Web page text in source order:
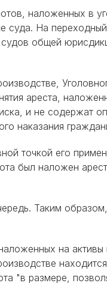
наложенных в
суда. На
общей
ареста,
и не содержат
наказания
точкой его
был наложен
Таким
на активы
"в размере,